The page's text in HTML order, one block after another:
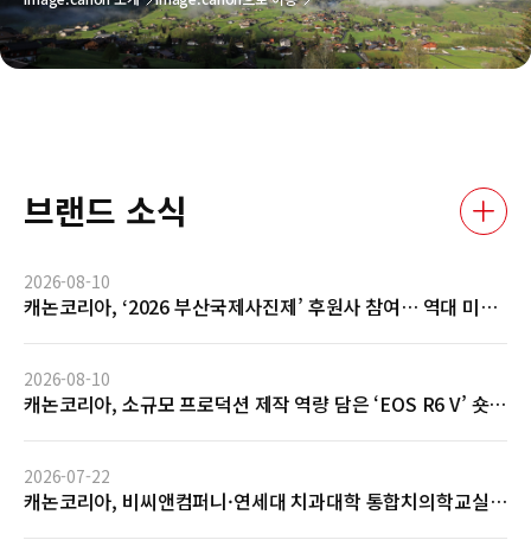
브랜드 소식
2026-08-10
캐논코리아, ‘2026 부산국제사진제’ 후원사 참여… 역대 미래
2026-08-10
캐논코리아, 소규모 프로덕션 제작 역량 담은 ‘EOS R6 V’ 숏필
2026-07-22
캐논코리아, 비씨앤컴퍼니·연세대 치과대학 통합치의학교실